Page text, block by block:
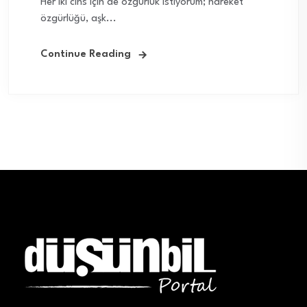
Her iki cins için de özgürlük istiyorum; hareket
özgürlüğü, aşk...
Continue Reading